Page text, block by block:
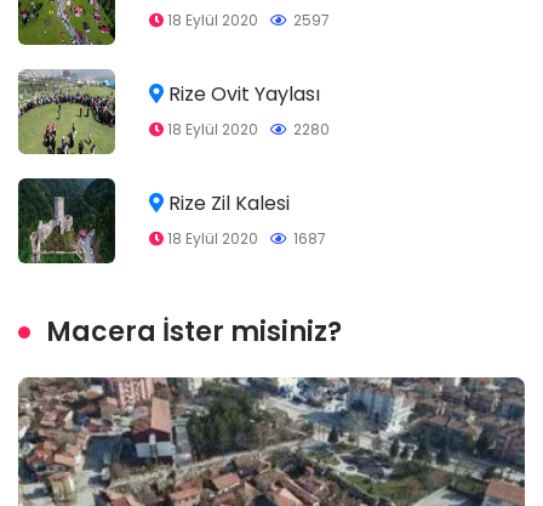
18 Eylül 2020 2597
Rize Ovit Yaylası
18 Eylül 2020 2280
Rize Zil Kalesi
18 Eylül 2020 1687
Macera İster misiniz?